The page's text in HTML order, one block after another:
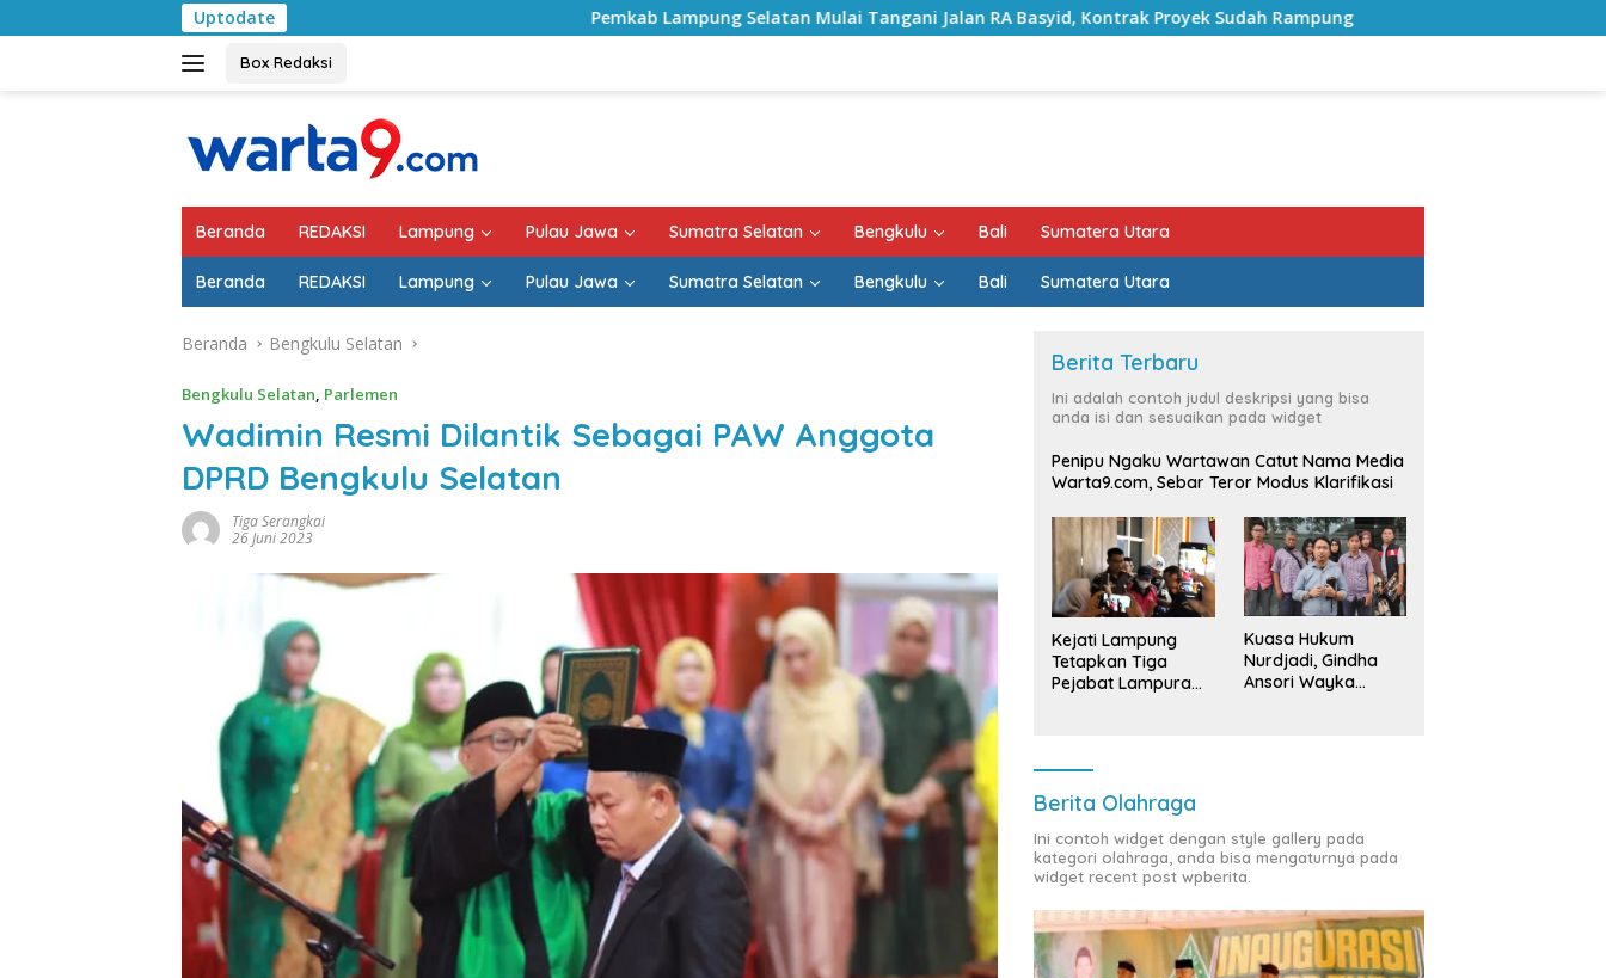
ke
Uptodate Pemkab Lampung Selatan Mulai Tangani Jalan RA Basyid, Kontrak Proyek Sudah Rampung Bulan Kemerdekaan, Bupati Lampung
Box Redaksi
Beranda REDAKSI Lampung Pulau Jawa Sumatra Selatan Bengkulu Bali Sumatera Utara
Beranda REDAKSI Lampung Pulau Jawa Sumatra Selatan Bengkulu Bali Sumatera Utara
Beranda Bengkulu Selatan
Bengkulu Selatan, Parlemen
Wadimin Resmi Dilantik Sebagai PAW Anggota
DPRD Bengkulu Selatan
Tiga Serangkai
26 Juni 2023
Berita Terbaru
Ini adalah contoh judul deskripsi yang bisa
anda isi dan sesuaikan pada widget
Penipu Ngaku Wartawan Catut Nama Media
Warta9.com, Sebar Teror Modus Klarifikasi
Kejati Lampung
Tetapkan Tiga
Pejabat Lampura
Kuasa Hukum
Nurdjadi, Gindha
Ansori Wayka
Berita Olahraga
Ini contoh widget dengan style gallery pada
kategori olahraga, anda bisa mengaturnya pada
widget recent post wpberita.